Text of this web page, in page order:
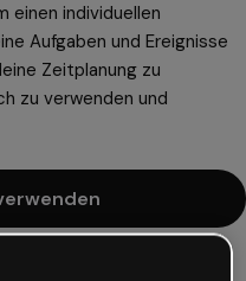
einen individuellen
Aufgaben und Ereignisse
Zeitplanung zu
zu verwenden und